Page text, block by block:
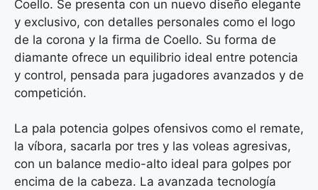
Coello. Se presenta con un nuevo diseño elegante
y exclusivo, con detalles personales como el logo
de la corona y la firma de Coello. Su forma de
diamante ofrece un equilibrio ideal entre potencia
y control, pensada para jugadores avanzados y de
competición.
La pala potencia golpes ofensivos como el remate,
la víbora, sacarla por tres y las voleas agresivas,
con un balance medio-alto ideal para golpes por
encima de la cabeza. La avanzada tecnología